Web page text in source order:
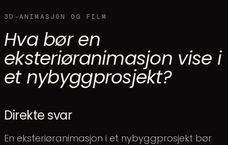
3D-ANIMASJON OG FILM
Hva bør en
eksteriøranimasjon vise i
et nybyggprosjekt?
Direkte svar
En eksteriøranimasjon i et nybyggprosjekt bør